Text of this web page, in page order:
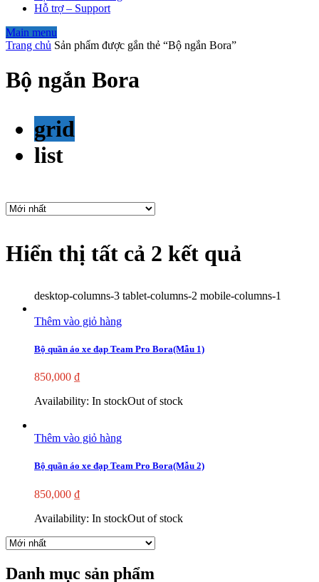
Hỗ trợ – Support
Main menu
Trang chủ Sản phẩm được gắn thẻ “Bộ ngắn Bora”
Bộ ngắn Bora
grid
list
Hiển thị tất cả 2 kết quả
desktop-columns-3 tablet-columns-2 mobile-columns-1
Thêm vào giỏ hàng
Bộ quần áo xe đạp Team Pro Bora(Mẫu 1)
850,000 ₫
Availability: In stockOut of stock
Thêm vào giỏ hàng
Bộ quần áo xe đạp Team Pro Bora(Mẫu 2)
850,000 ₫
Availability: In stockOut of stock
Danh mục sản phẩm